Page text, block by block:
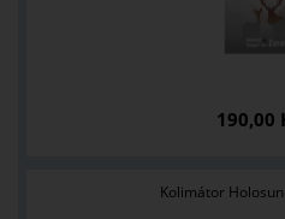
190,00
Kolimátor Holosun